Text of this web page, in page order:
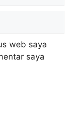
web saya
saya